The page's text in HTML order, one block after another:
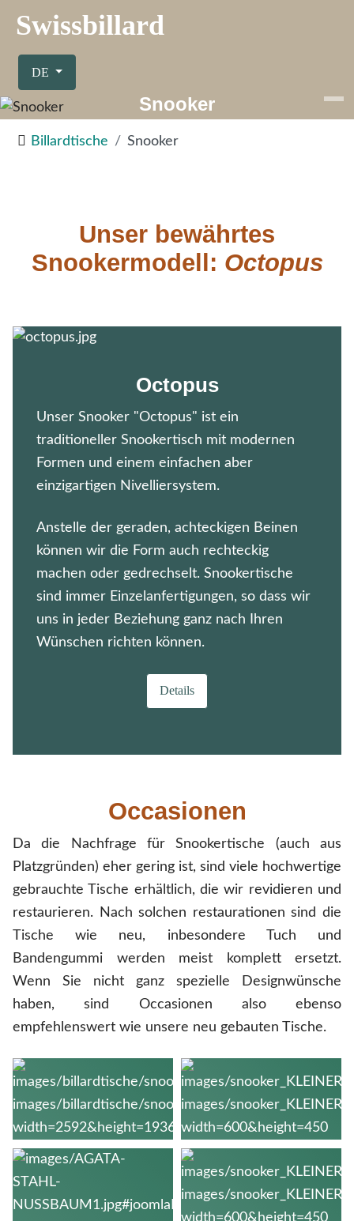
Swissbillard
DE
Snooker
Billardtische Snooker
Unser bewährtes
Snookermodell: Octopus
Octopus
Unser Snooker "Octopus" ist ein
traditioneller Snookertisch mit modernen
Formen und einem einfachen aber
einzigartigen Nivelliersystem.
Anstelle der geraden, achteckigen Beinen
können wir die Form auch rechteckig
machen oder gedrechselt. Snookertische
sind immer Einzelanfertigungen, so dass wir
uns in jeder Beziehung ganz nach Ihren
Wünschen richten können.
Details
Occasionen
Da die Nachfrage für Snookertische (auch aus
Platzgründen) eher gering ist, sind viele hochwertige
gebrauchte Tische erhältlich, die wir revidieren und
restaurieren. Nach solchen restaurationen sind die
Tische wie neu, inbesondere Tuch und
Bandengummi werden meist komplett ersetzt.
Wenn Sie nicht ganz spezielle Designwünsche
haben, sind Occasionen also ebenso
empfehlenswert wie unsere neu gebauten Tische.
Snooker
Komplett
restaurierter 10-
Fuss Snookertisch.